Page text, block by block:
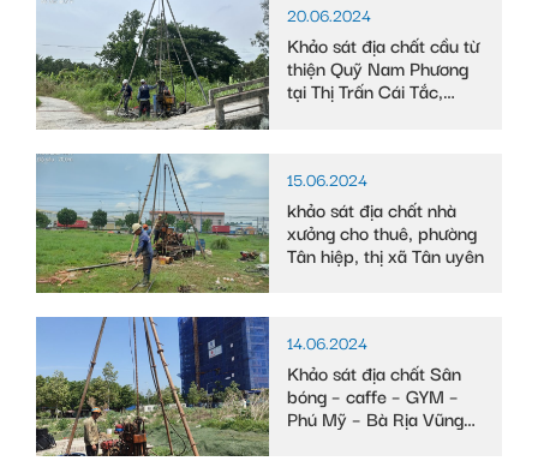
20.06.2024
Khảo sát địa chất cầu từ
thiện Quỹ Nam Phương
tại Thị Trấn Cái Tắc,
15.06.2024
khảo sát địa chất nhà
xưởng cho thuê, phường
Tân hiệp, thị xã Tân uyên
14.06.2024
Khảo sát địa chất Sân
bóng – caffe – GYM –
Phú Mỹ – Bà Rịa Vũng